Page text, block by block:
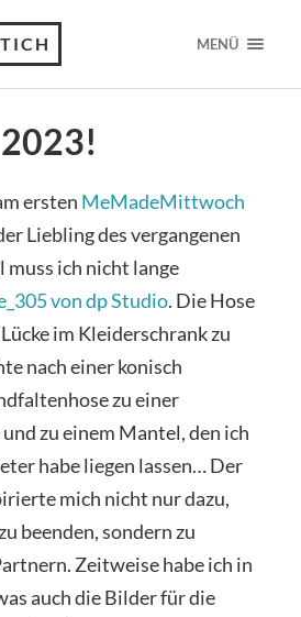
MENÜ
ersten MeMadeMittwoch
Liebling des vergangenen
muss ich nicht lange
von dp Studio. Die Hose
im Kleiderschrank zu
nach einer konisch
zu einer
zu einem Mantel, den ich
habe liegen lassen… Der
mich nicht nur dazu,
beenden, sondern zu
Zeitweise habe ich in
auch die Bilder für die